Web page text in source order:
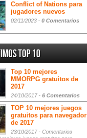
Conflict of Nations para
jugadores nuevos
02/11/2023 - 0 Comentarios
Top 10
Top 10 mejores
MMORPG gratuitos de
2017
24/10/2017 - 6 Comentarios
TOP 10 mejores juegos
gratuitos para navegador
de 2017
23/10/2017 - Comentarios